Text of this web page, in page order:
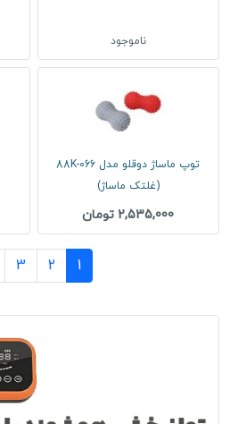
ناموجود
توپ ماساژ دوقلو مدل 066-88K
(غلتک ماساژ)
2,535,000 تومان
1
2
3